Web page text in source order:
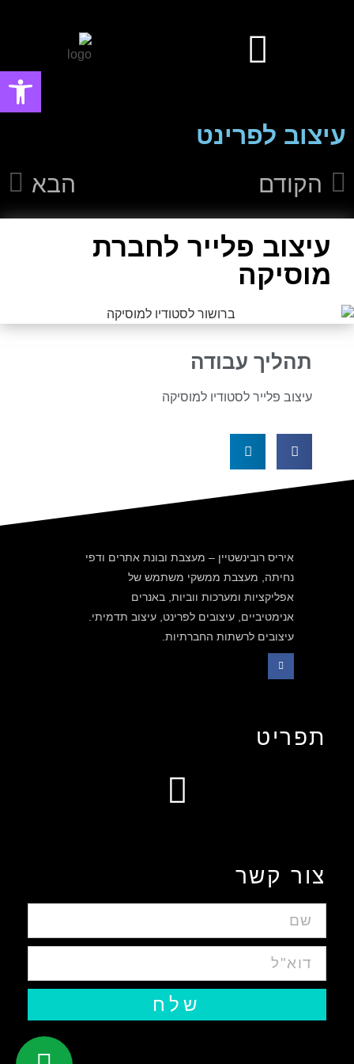
עיצוב לפרינט
הקודם הבא
עיצוב פלייר לחברת
מוסיקה
תהליך עבודה
עיצוב פלייר לסטודיו למוסיקה
איריס רובינשטיין – מעצבת ובונת אתרים ודפי
נחיתה, מעצבת ממשקי משתמש של
אפליקציות ומערכות ווביות, באנרים
אנימטיביים, עיצובים לפרינט, עיצוב תדמיתי.
עיצובים לרשתות החברתיות.
תפריט
צור קשר
שלח
פתח